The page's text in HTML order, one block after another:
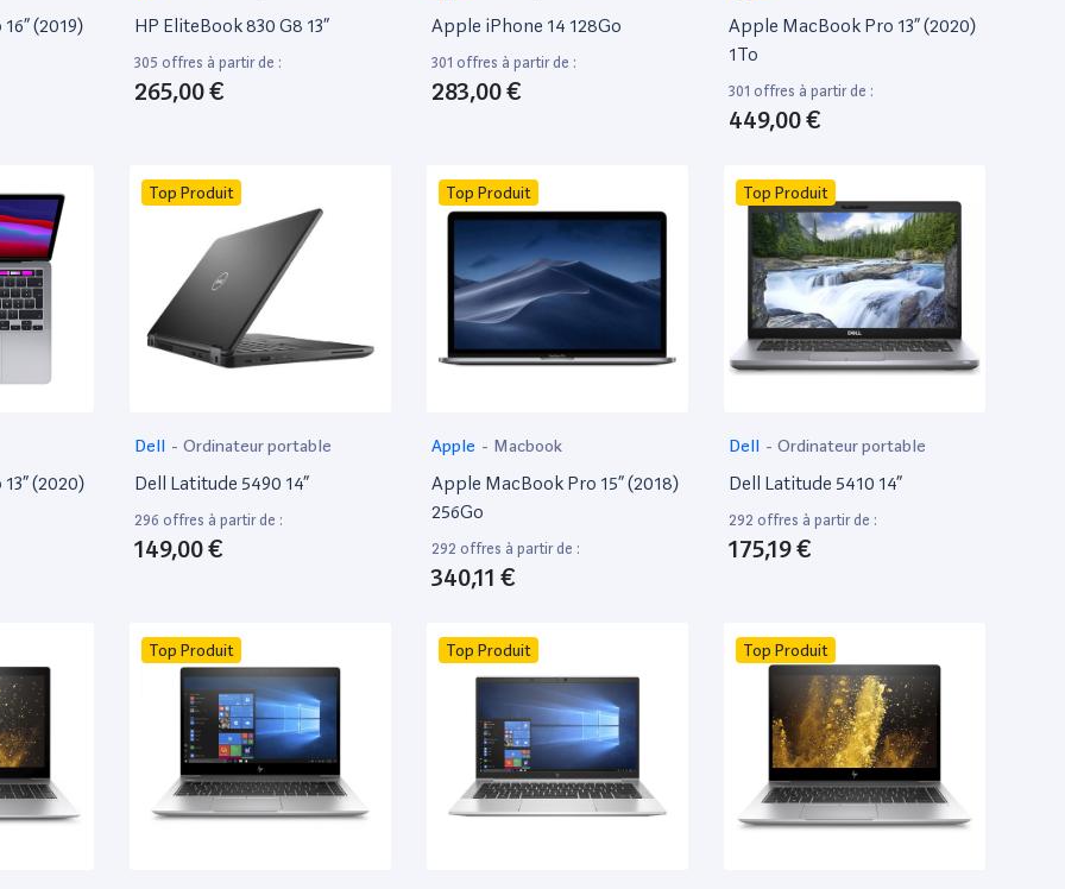
(2019)
HP EliteBook 830 G8 13”
305 offres à partir de :
265,00 €
Apple iPhone 14 128Go
301 offres à partir de :
283,00 €
Apple MacBook Pro 13” (2020)
1To
301 offres à partir de :
449,00 €
(2020)
Top Produit
Dell - Ordinateur portable
Dell Latitude 5490 14”
296 offres à partir de :
149,00 €
Top Produit
Apple - Macbook
Apple MacBook Pro 15” (2018)
256Go
292 offres à partir de :
340,11 €
Top Produit
Dell - Ordinateur portable
Dell Latitude 5410 14”
292 offres à partir de :
175,19 €
Top Produit Top Produit Top Produit